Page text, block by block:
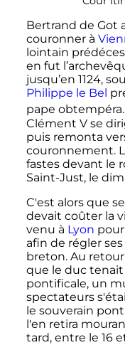
Bertrand de Got
couronner à
lointain
en fut
jusqu’en 1124,
Philippe le Bel
pape
Clément Vse
puis remonta
couronnement.
fastes devant le
Saint-Just, le
C'est alors que
devait coûter la
venu à Lyon
afin de régler
breton. Au
que le duc
pontificale, un
spectateurs
le souverain
l'en retira
tard, entre le 16